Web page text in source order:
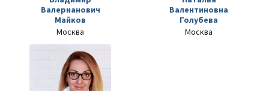
Валерианович
Майков
Москва
Валентиновна
Голубева
Москва